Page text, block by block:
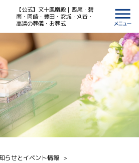
【公式】文十鳳凰殿｜西尾・碧
南・岡崎・豊田・安城・刈谷・
高浜の葬儀・お葬式
らせとイベント情報